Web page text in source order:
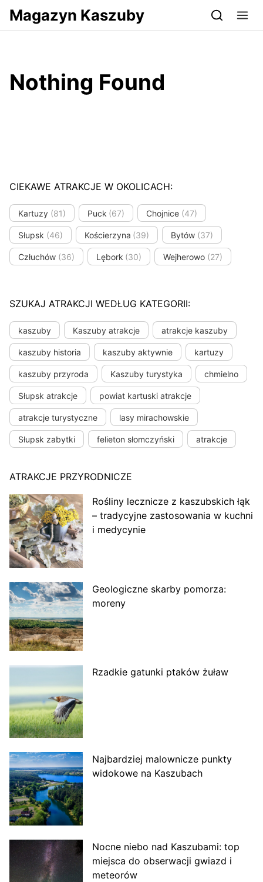
Przejdź do serwisu magazynkaszuby.pl
Magazyn Kaszuby
Nothing Found
CIEKAWE ATRAKCJE W OKOLICACH:
Kartuzy (81) Puck (67) Chojnice (47)
Słupsk (46) Kościerzyna (39) Bytów (37)
Człuchów (36) Lębork (30) Wejherowo (27)
SZUKAJ ATRAKCJI WEDŁUG KATEGORII:
kaszuby Kaszuby atrakcje atrakcje kaszuby
kaszuby historia kaszuby aktywnie kartuzy
kaszuby przyroda Kaszuby turystyka chmielno
Słupsk atrakcje powiat kartuski atrakcje
atrakcje turystyczne lasy mirachowskie
Słupsk zabytki felieton słomczyński atrakcje
ATRAKCJE PRZYRODNICZE
Rośliny lecznicze z kaszubskich łąk
– tradycyjne zastosowania w kuchni
i medycynie
Geologiczne skarby pomorza:
moreny
Rzadkie gatunki ptaków żuław
Najbardziej malownicze punkty
widokowe na Kaszubach
Nocne niebo nad Kaszubami: top
miejsca do obserwacji gwiazd i
meteorów